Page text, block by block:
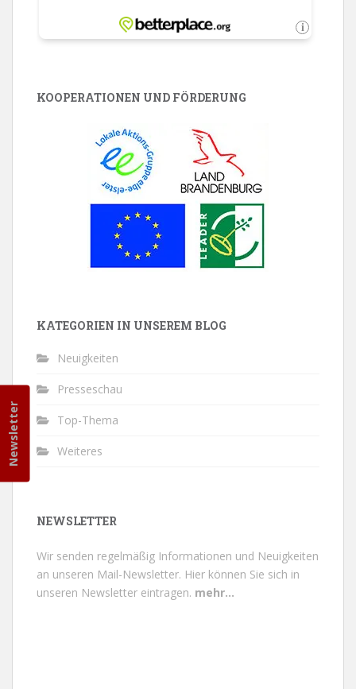
KOOPERATIONEN UND FÖRDERUNG
KATEGORIEN IN UNSEREM BLOG
Neuigkeiten
Presseschau
Top-Thema
Weiteres
NEWSLETTER
Newsletter
Wir senden regelmäßig Informationen und Neuigkeiten
an unseren Mail-Newsletter. Hier können Sie sich in
unseren Newsletter eintragen. mehr...